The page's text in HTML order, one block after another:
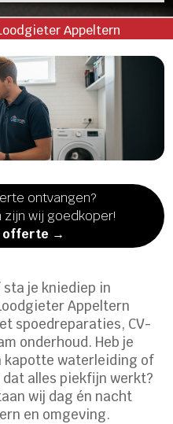
Appeltern
ontvangen?
zijn wij goedkoper!
offerte →
sta je kniediep in
Appeltern
spoedreparaties, CV-
onderhoud. Heb je
kapotte waterleiding of
alles piekfijn werkt?
wij dag én nacht
en omgeving.